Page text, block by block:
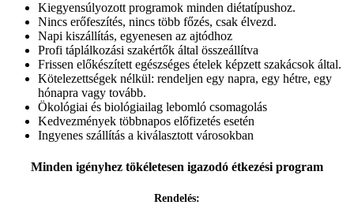
Kiegyensúlyozott programok minden diétatípushoz.
Nincs erőfeszítés, nincs több főzés, csak élvezd.
Napi kiszállítás, egyenesen az ajtódhoz
Profi táplálkozási szakértők által összeállítva
Frissen előkészített egészséges ételek képzett szakácsok által.
Kötelezettségek nélkül: rendeljen egy napra, egy hétre, egy
hónapra vagy tovább.
Ökológiai és biológiailag lebomló csomagolás
Kedvezmények többnapos előfizetés esetén
Ingyenes szállítás a kiválasztott városokban
Minden igényhez tökéletesen igazodó étkezési program
Rendelés: